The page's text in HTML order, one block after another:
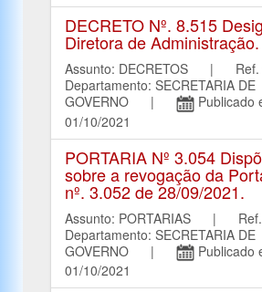
DECRETO Nº. 8.515
Diretora de Administração.
Assunto: DECRETOS | Ref.
Departamento: SECRETARIA DE
GOVERNO |
Publicado
01/10/2021
PORTARIA Nº 3.054
sobre a revogação da
nº. 3.052 de 28/09/2021.
Assunto: PORTARIAS | Ref.
Departamento: SECRETARIA DE
GOVERNO |
Publicado
01/10/2021